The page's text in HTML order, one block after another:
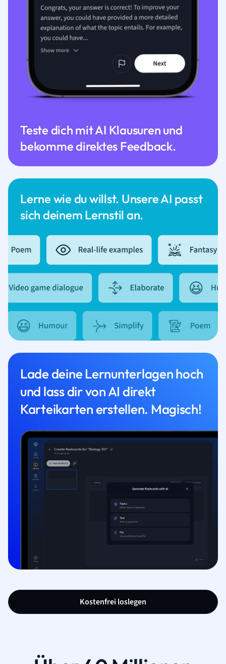
Lerne wie du willst. Unsere AI passt
sich deinem Lernstil an.
Teste dich mit AI Klausuren und
bekomme direktes Feedback.
Lade deine Lernunterlagen hoch
und lass dir von AI direkt
Karteikarten erstellen. Magisch!
Kostenfrei loslegen